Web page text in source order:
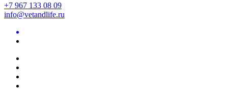
+7 967 133 08 09
info@vetandlife.ru